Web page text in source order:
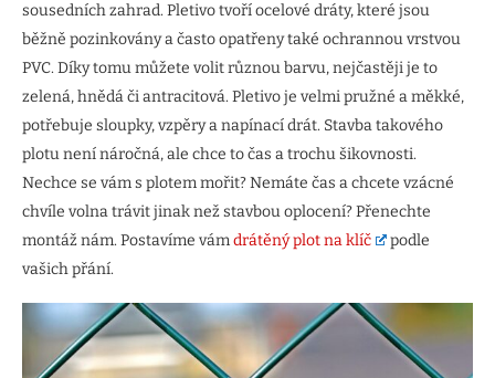
sousedních zahrad. Pletivo tvoří ocelové dráty, které jsou
běžně pozinkovány a často opatřeny také ochrannou vrstvou
PVC. Díky tomu můžete volit různou barvu, nejčastěji je to
zelená, hnědá či antracitová. Pletivo je velmi pružné a měkké,
potřebuje sloupky, vzpěry a napínací drát. Stavba takového
plotu není náročná, ale chce to čas a trochu šikovnosti.
Nechce se vám s plotem mořit? Nemáte čas a chcete vzácné
chvíle volna trávit jinak než stavbou oplocení? Přenechte
montáž nám. Postavíme vámdrátěný plot na klíč
podle
vašich přání.